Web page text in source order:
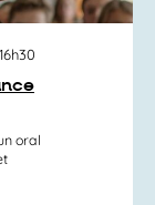
oral